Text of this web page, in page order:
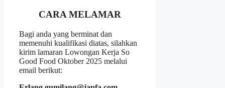
CARA MELAMAR
Bagi anda yang berminat dan
memenuhi kualifikasi diatas, silahkan
kirim lamaran Lowongan Kerja So
Good Food Oktober 2025 melalui
email berikut: